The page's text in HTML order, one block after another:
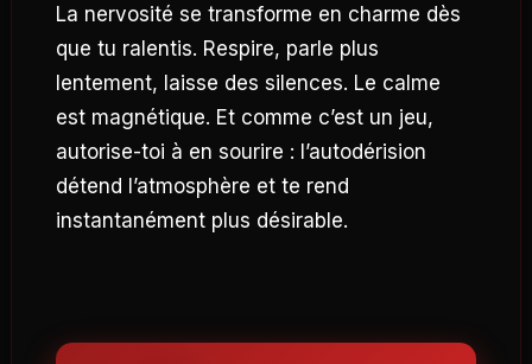
La nervosité se transforme en charme dès
que tu ralentis. Respire, parle plus
lentement, laisse des silences. Le calme
est magnétique. Et comme c’est un jeu,
autorise-toi à en sourire : l’autodérision
détend l’atmosphère et te rend
instantanément plus désirable.